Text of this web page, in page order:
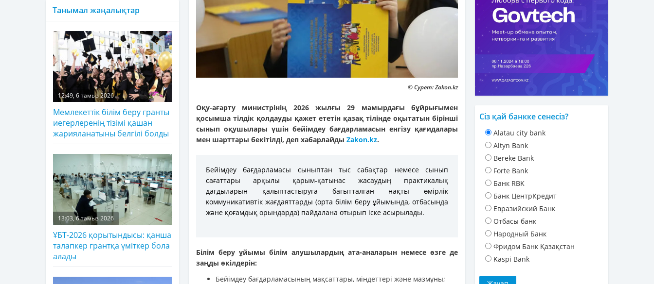
© Сурет: Zakon.kz
Оқу-ағарту министрінің 2026 жылғы 29 мамырдағы бұйрығымен
қосымша тілдік қолдауды қажет ететін қазақ тілінде оқытатын бірінші
сынып оқушылары үшін бейімдеу бағдарламасын енгізу қағидалары
мен шарттары бекітілді, деп хабарлайды Zakon.kz.
Бейімдеу бағдарламасы сыныптан тыс сабақтар немесе сынып
сағаттары арқылы қарым-қатынас жасаудың практикалық
дағдыларын қалыптастыруға бағытталған нақты өмірлік
коммуникативтік жағдаяттарды (орта білім беру ұйымында, отбасында
және қоғамдық орындарда) пайдалана отырып іске асырылады.
Білім беру ұйымы білім алушылардың ата-аналарын немесе өзге де
заңды өкілдерін:
Бейімдеу бағдарламасының мақсаттары, міндеттері және мазмұны;
Танымал жаңалықтар
12:49, 6 тамыз 2026
Мемлекеттік білім беру гранты
иегерлеренің тізімі қашан
жарияланатыны белгілі болды
13:03, 6 тамыз 2026
ҰБТ-2026 қорытындысы: қанша
талапкер грантқа үміткер бола
алады
Сіз қай банкке сенесіз?
Alatau city bank
Altyn Bank
Bereke Bank
Forte Bank
Банк RBK
Банк ЦентрКредит
Евразийский Банк
Отбасы банк
Народный Банк
Фридом Банк Қазақстан
Kaspi Bank